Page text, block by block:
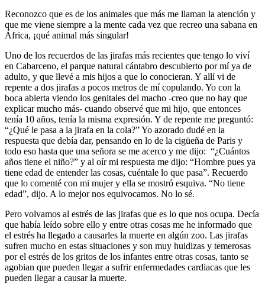
Reconozco que es de los animales que más me llaman la atención y
que me viene siempre a la mente cada vez que recreo una sabana en
África, ¡qué animal más singular!
Uno de los recuerdos de las jirafas más recientes que tengo lo viví
en Cabarceno, el parque natural cántabro descubierto por mí ya de
adulto, y que llevé a mis hijos a que lo conocieran. Y allí vi de
repente a dos jirafas a pocos metros de mí copulando. Yo con la
boca abierta viendo los genitales del macho -creo que no hay que
explicar mucho más- cuando observé que mi hijo, que entonces
tenía 10 años, tenía la misma expresión. Y de repente me preguntó:
“¿Qué le pasa a la jirafa en la cola?” Yo azorado dudé en la
respuesta que debía dar, pensando en lo de la cigüeña de Paris y
todo eso hasta que una señora se me acerco y me dijo: “¿Cuántos
años tiene el niño?” y al oír mi respuesta me dijo: “Hombre pues ya
tiene edad de entender las cosas, cuéntale lo que pasa”. Recuerdo
que lo comenté con mi mujer y ella se mostró esquiva. “No tiene
edad”, dijo. A lo mejor nos equivocamos. No lo sé.
Pero volvamos al estrés de las jirafas que es lo que nos ocupa. Decía
que había leído sobre ello y entre otras cosas me he informado que
el estrés ha llegado a causarles la muerte en algún zoo. Las jirafas
sufren mucho en estas situaciones y son muy huidizas y temerosas
por el estrés de los gritos de los infantes entre otras cosas, tanto se
agobian que pueden llegar a sufrir enfermedades cardiacas que les
pueden llegar a causar la muerte.